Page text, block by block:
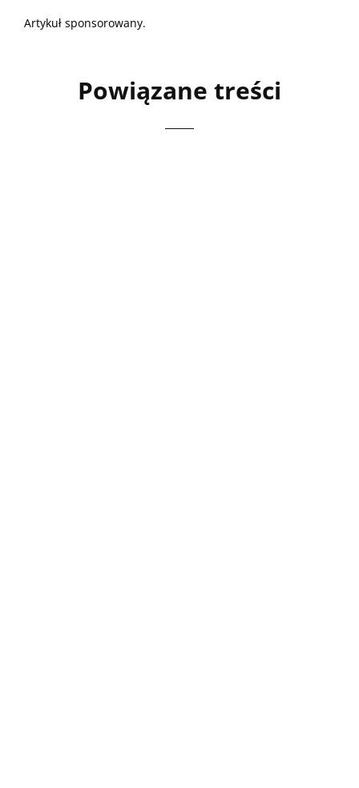
Artykuł sponsorowany.
Powiązane treści